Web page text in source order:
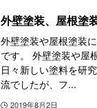
外壁塗装、屋根塗
外壁塗装や屋根塗装
です。 外壁塗装や屋
日々新しい塗料を研
流でしたが、フ...
2019年8月2日